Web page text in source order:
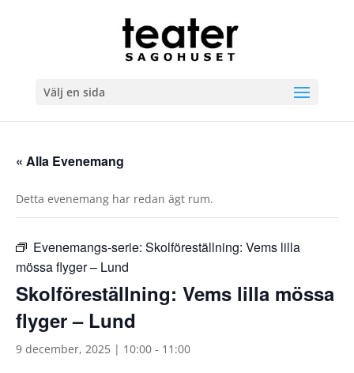
Välj en sida
« Alla Evenemang
Detta evenemang har redan ägt rum.
Evenemangs-serie: Skolföreställning: Vems lilla
mössa flyger – Lund
Skolföreställning: Vems lilla mössa
flyger – Lund
9 december, 2025 | 10:00 - 11:00